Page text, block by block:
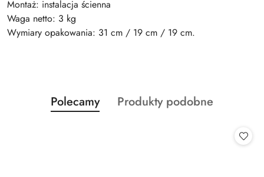
Montaż: instalacja ścienna
Waga netto: 3 kg
Wymiary opakowania: 31 cm / 19 cm / 19 cm.
Pomiń karuzelę produktów
Produkty
o
Polecamy
Produkty
Produkty podobne